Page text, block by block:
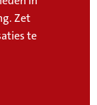
Zet
te